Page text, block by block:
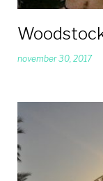
november 30, 2017